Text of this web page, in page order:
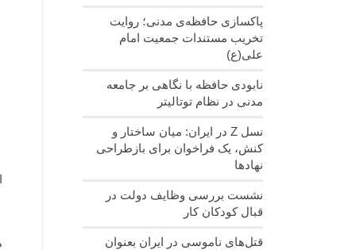
پاکسازی حافظه‌ی مدنی؛ روایت
تخریب مستندات جمعیت امام
علی(ع)
نابودی حافظه با نگاهی بر جامعه
مدنی در نظام توتالیتر
نسل‌ Z در ایران: میان ساختار و
کنش، یک فراخوان برای بازطراحی
نهادها
نشست بررسی وظایف دولت در
قبال کودکان کار
قتل‌های ناموسی در ایران بعنوان